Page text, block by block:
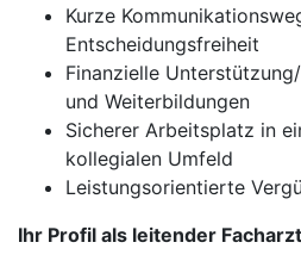
Kurze
Entscheidungsfreiheit
Finanzielle
und Weiterbildungen
Sicherer Arbeitsplatz in
kollegialen Umfeld
Leistungsorientierte
Ihr Profil als leitender